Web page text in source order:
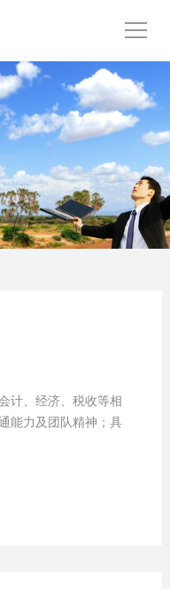
计、经济、税收等相
能力及团队精神；具